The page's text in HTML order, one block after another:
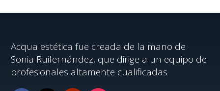
Acqua estética fue creada de la mano de
Sonia Ruifernández, que dirige a un equipo de
profesionales altamente cualificadas